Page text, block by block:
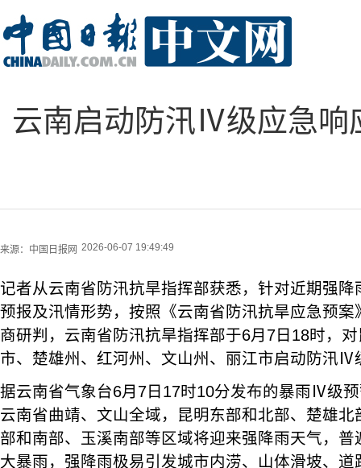
云南启动防汛Ⅳ级应急响
来源： 中国日报网 2026-06-07 19:49:49
记者从云南省防汛抗旱指挥部获悉，针对近期强
预报及汛情形势，按照《云南省防汛抗旱应急预
商研判，云南省防汛抗旱指挥部于6月7日18时，
市、楚雄州、红河州、文山州、丽江市启动防汛Ⅳ
据云南省气象台6月7日17时10分发布的暴雨Ⅳ级
云南省曲靖、文山全域，昆明东部和北部、楚雄
部和南部、玉溪南部等区域将迎来强降雨天气，
大暴雨，强降雨极易引发城市内涝、山体滑坡、